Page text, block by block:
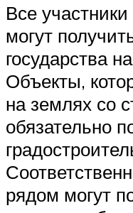
Все
могут
государства
Объекты,
на землях со
обязательно
рядом могут